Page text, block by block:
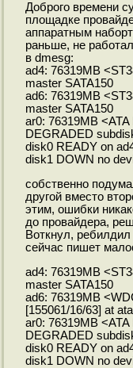
Доброго времени
площадке
аппаратным
раньше, не
в dmesg:
ad4: 76319MB
master SATA150
ad6: 76319MB
master SATA150
ar0: 76319MB
DEGRADED
disk0 READY on
disk1 DOWN no
собственно
другой вместо
этим, ошибки
до провайдера,
Воткнул,
сейчас пишет
ad4: 76319MB
master SATA150
ad6: 76319MB
[155061/16/63] at
ar0: 76319MB
DEGRADED
disk0 READY on
disk1 DOWN no